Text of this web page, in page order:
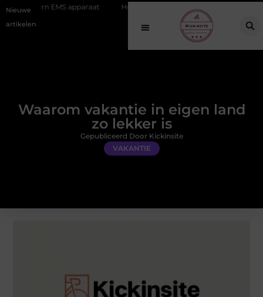
Nieuwe
artikelen
apparaat Hoe online vindbaarheid verandert in 2026
Waarom vakantie in eigen land
zo lekker is
VAKANTIE
Gepubliceerd Door Kickinsite